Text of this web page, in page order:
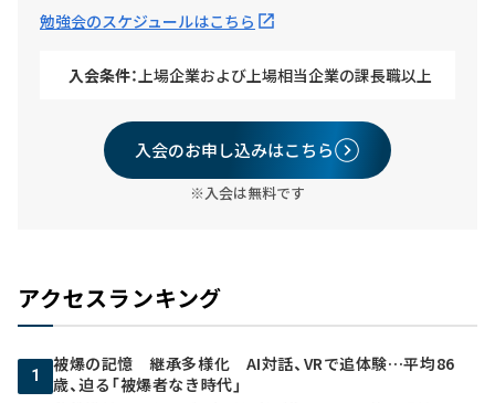
勉強会のスケジュールはこちら
入会条件： 上場企業および上場相当企業の課長職以上
入会のお申し込みはこちら
※入会は無料です
アクセスランキング
1
被爆の記憶 継承多様化 AI対話、VRで追体験…平均86
歳、迫る「被爆者なき時代」